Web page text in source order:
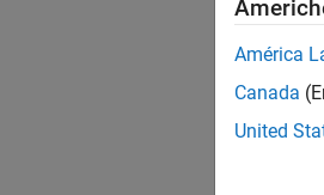
América
Canada
United